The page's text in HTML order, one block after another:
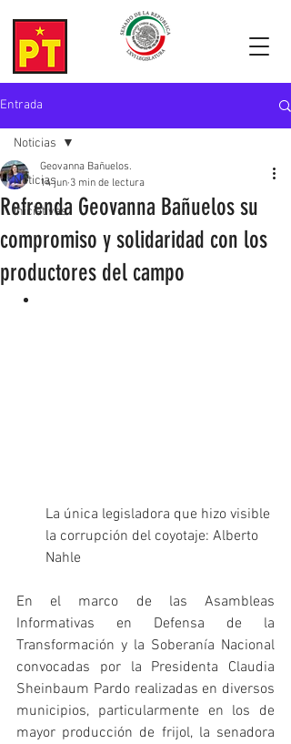
Entrada
Noticias
Iniciativas
Noticias
Refrenda Geovanna Bañuelos su
compromiso y solidaridad con los
productores del campo
Geovanna Bañuelos.
14 jun 3 min de lectura
La única legisladora que hizo visible
la corrupción del coyotaje: Alberto
Nahle
En el marco de las Asambleas
Informativas en Defensa de la
Transformación y la Soberanía Nacional
convocadas por la Presidenta Claudia
Sheinbaum Pardo realizadas en diversos
municipios, particularmente en los de
mayor producción de frijol, la senadora